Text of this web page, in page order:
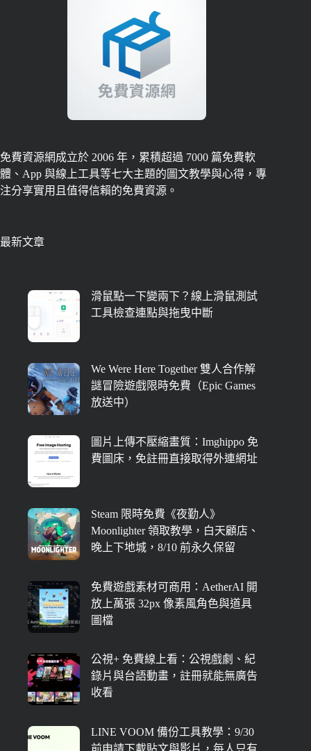
免費資源網成立於 2006 年，累積超過 7000 篇免費軟
體、App 與線上工具等七大主題的圖文教學與心得，專
注分享實用且值得信賴的免費資源。
最新文章
滑鼠點一下變兩下？線上滑鼠測試
工具檢查連點與拖曳中斷
We Were Here Together 雙人合作解
謎冒險遊戲限時免費（Epic Games
放送中）
圖片上傳不壓縮畫質：Imghippo 免
費圖床，免註冊直接取得外連網址
Steam 限時免費《夜勤人》
Moonlighter 領取教學，白天顧店、
晚上下地城，8/10 前永久保留
免費遊戲素材可商用：AetherAI 開
放上萬張 32px 像素風角色與道具
圖檔
公視+ 免費線上看：公視戲劇、紀
錄片與台語動畫，註冊就能無廣告
收看
LINE VOOM 備份工具教學：9/30
前申請下載貼文與影片，每人只有